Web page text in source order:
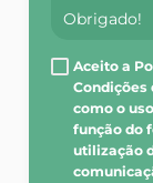
Aceito a
Condições
como o
função do
utilização